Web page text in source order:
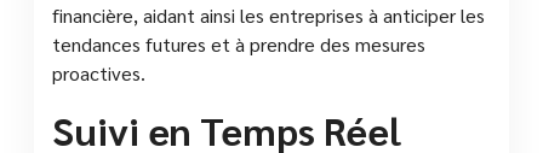
financière, aidant ainsi les entreprises à anticiper les
tendances futures et à prendre des mesures
proactives.
Suivi en Temps Réel